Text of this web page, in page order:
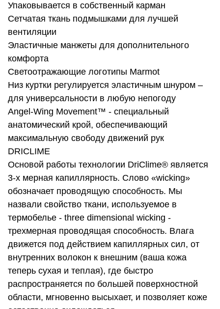
Упаковывается в собственный карман
Сетчатая ткань подмышками для лучшей
вентиляции
Эластичные манжеты для дополнительного
комфорта
Светоотражающие логотипы Marmot
Низ куртки регулируется эластичным шнуром –
для универсальности в любую непогоду
Angel-Wing Movement™ - специальный
анатомический крой, обеспечивающий
максимальную свободу движений рук
DRICLIME
Основой работы технологии DriClime® является
3-х мерная капиллярность. Слово «wicking»
обозначает проводящую способность. Мы
назвали свойство ткани, используемое в
термобелье - three dimensional wicking -
трехмерная проводящая способность. Влага
движется под действием капиллярных сил, от
внутренних волокон к внешним (ваша кожа
теперь сухая и теплая), где быстро
распространяется по большей поверхностной
области, мгновенно высыхает, и позволяет коже